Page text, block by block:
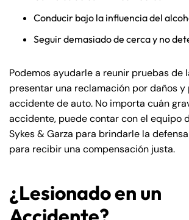
Conducir bajo la influencia del
Seguir demasiado de cerca y no
Podemos ayudarle a reunir pruebas de
presentar una reclamación por daños
accidente de auto. No importa cuán
accidente, puede contar con el equipo
Sykes & Garza para brindarle la
para recibir una compensación justa.
¿Lesionado en un